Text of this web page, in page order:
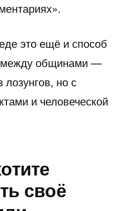
это ещё и способ
между общинами —
лозунгов, но с
и человеческой
своё